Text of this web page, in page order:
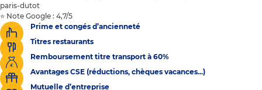
paris-dutot
⭐ Note Google : 4,7/5
Prime et congés d’ancienneté
Titres restaurants
Remboursement titre transport à 60%
Avantages CSE (réductions, chèques vacances...)
Mutuelle d’entreprise